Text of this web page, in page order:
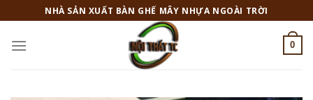
to
content
NHÀ SẢN XUẤT BÀN GHẾ MÂY NHỰA NGOÀI TRỜI
0